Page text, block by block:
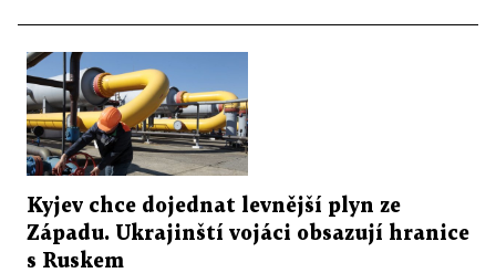
Kyjev chce dojednat levnější plyn ze
Západu. Ukrajinští vojáci obsazují hranice
s Ruskem